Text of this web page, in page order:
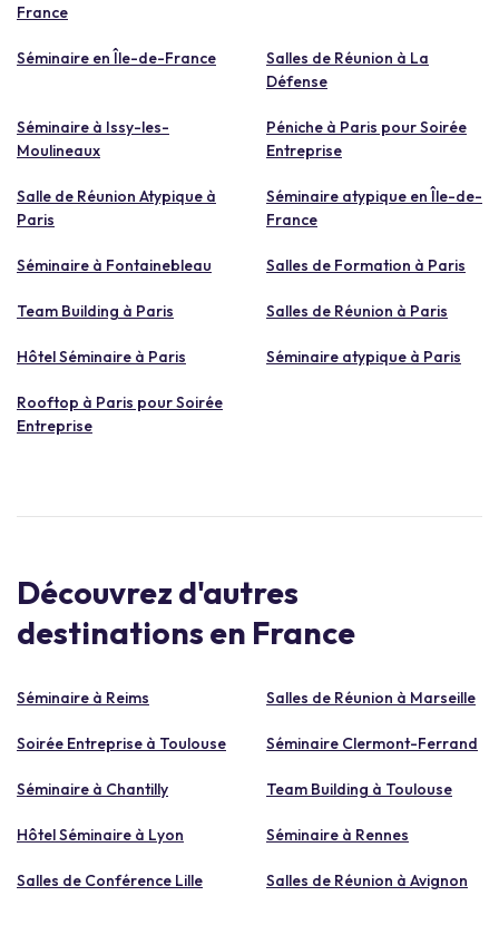
France
Séminaire en Île-de-France
Salles de Réunion à La
Défense
Séminaire à Issy-les-
Moulineaux
Péniche à Paris pour Soirée
Entreprise
Salle de Réunion Atypique à
Paris
Séminaire atypique en Île-de-
France
Séminaire à Fontainebleau Salles de Formation à Paris
Team Building à Paris Salles de Réunion à Paris
Hôtel Séminaire à Paris Séminaire atypique à Paris
Rooftop à Paris pour Soirée
Entreprise
Découvrez d'autres
destinations en France
Séminaire à Reims Salles de Réunion à Marseille
Soirée Entreprise à Toulouse Séminaire Clermont-Ferrand
Séminaire à Chantilly Team Building à Toulouse
Hôtel Séminaire à Lyon Séminaire à Rennes
Salles de Conférence Lille Salles de Réunion à Avignon